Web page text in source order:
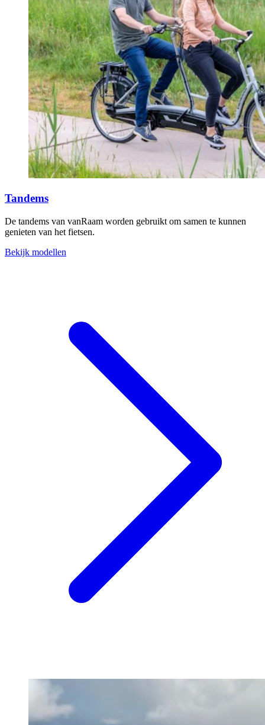
Tandems
De tandems van vanRaam worden gebruikt om samen te kunnen
genieten van het fietsen.
Bekijk modellen